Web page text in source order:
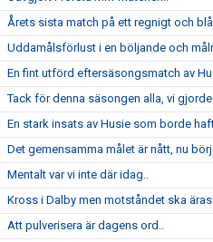
Årets sista match på ett regnigt och
Uddamålsförlust i en böljande och
En fint utförd eftersäsongsmatch av
Tack för denna säsongen alla, vi gjorde
En stark insats av Husie som borde
Det gemensamma målet är nått, nu
Mentalt var vi inte där idag..
Kross i Dalby men motståndet ska äras..
Att pulverisera är dagens ord..